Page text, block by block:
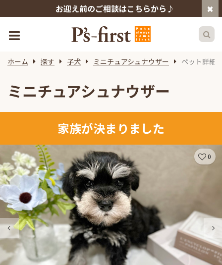
お迎え前のご相談はこちらから♪
ホーム 探す 子犬 ミニチュアシュナウザー ペット詳細
ミニチュアシュナウザー
家族が決まりました
0